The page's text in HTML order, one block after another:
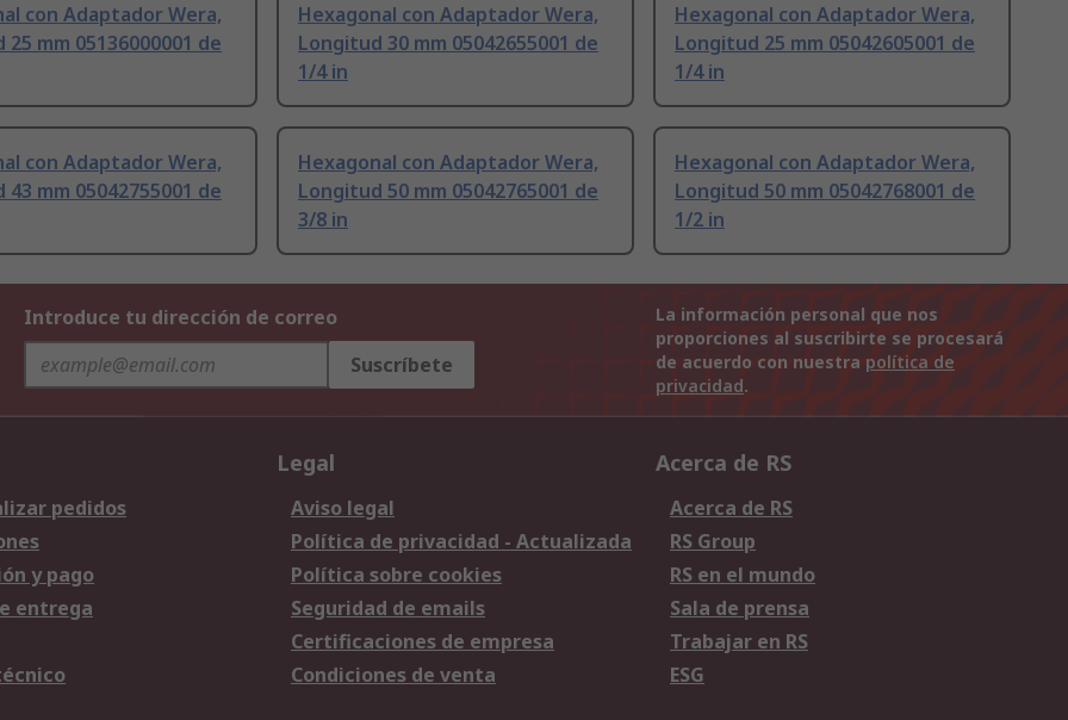
con Adaptador Wera,
mm 05136000001 de
Hexagonal con Adaptador Wera,
Longitud 30 mm 05042655001 de
1/4 in
Hexagonal con Adaptador Wera,
Longitud 25 mm 05042605001 de
1/4 in
con Adaptador Wera,
mm 05042755001 de
Hexagonal con Adaptador Wera,
Longitud 50 mm 05042765001 de
3/8 in
Hexagonal con Adaptador Wera,
Longitud 50 mm 05042768001 de
1/2 in
Introduce tu dirección de correo
Suscríbete
La información personal que nos
proporciones al suscribirte se procesará
de acuerdo con nuestra política de
privacidad.
pedidos
y pago
entrega
Legal
Aviso legal
Política de privacidad - Actualizada
Política sobre cookies
Seguridad de emails
Certificaciones de empresa
Condiciones de venta
Acerca de RS
Acerca de RS
RS Group
RS en el mundo
Sala de prensa
Trabajar en RS
ESG